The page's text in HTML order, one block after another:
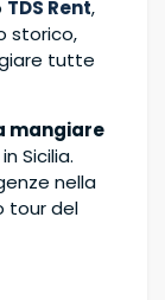
TDS Rent,
storico,
tutte
mangiare
Sicilia.
nella
tour del